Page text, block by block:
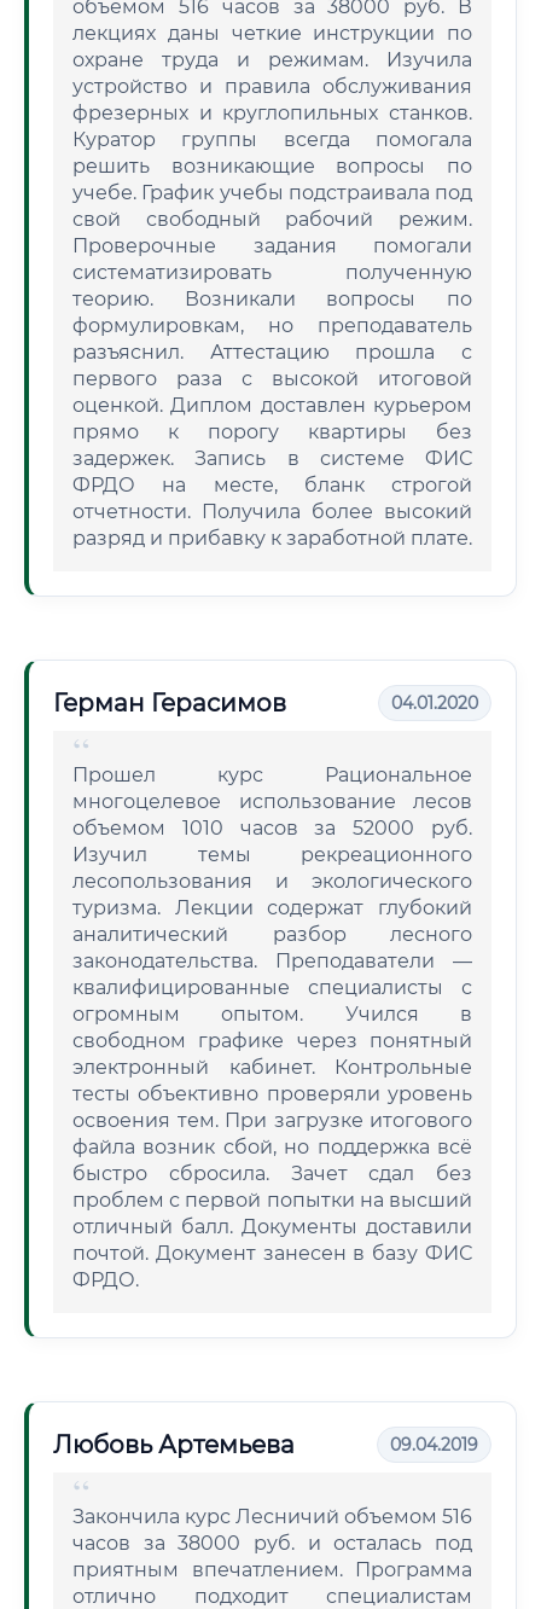
объемом 516 часов за 38000 руб. В
лекциях даны четкие инструкции по
охране труда и режимам. Изучила
устройство и правила обслуживания
фрезерных и круглопильных станков.
Куратор группы всегда помогала
решить возникающие вопросы по
учебе. График учебы подстраивала под
свой свободный рабочий режим.
Проверочные задания помогали
систематизировать полученную
теорию. Возникали вопросы по
формулировкам, но преподаватель
разъяснил. Аттестацию прошла с
первого раза с высокой итоговой
оценкой. Диплом доставлен курьером
прямо к порогу квартиры без
задержек. Запись в системе ФИС
ФРДО на месте, бланк строгой
отчетности. Получила более высокий
разряд и прибавку к заработной плате.
Герман Герасимов 04.01.2020
Прошел курс Рациональное
многоцелевое использование лесов
объемом 1010 часов за 52000 руб.
Изучил темы рекреационного
лесопользования и экологического
туризма. Лекции содержат глубокий
аналитический разбор лесного
законодательства. Преподаватели —
квалифицированные специалисты с
огромным опытом. Учился в
свободном графике через понятный
электронный кабинет. Контрольные
тесты объективно проверяли уровень
освоения тем. При загрузке итогового
файла возник сбой, но поддержка всё
быстро сбросила. Зачет сдал без
проблем с первой попытки на высший
отличный балл. Документы доставили
почтой. Документ занесен в базу ФИС
ФРДО.
Любовь Артемьева 09.04.2019
Закончила курс Лесничий объемом 516
часов за 38000 руб. и осталась под
приятным впечатлением. Программа
отлично подходит специалистам